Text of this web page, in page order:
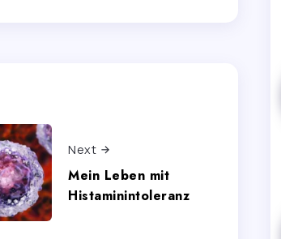
Next
Mein Leben mit
Histaminintoleranz